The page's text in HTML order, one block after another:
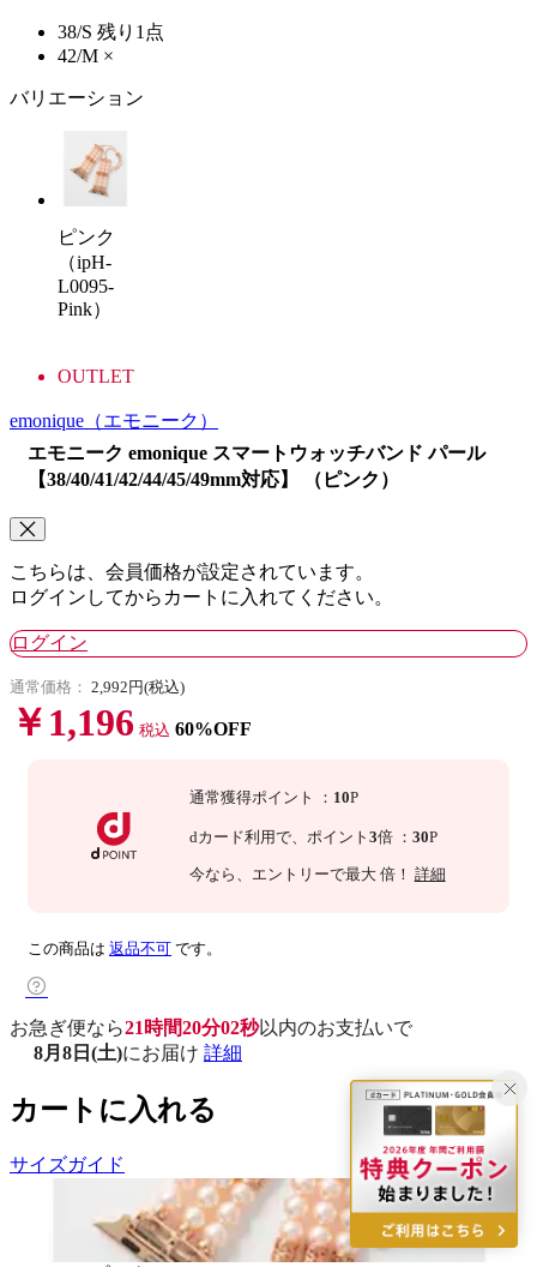
38/S 残り1点
42/M ×
バリエーション
ピンク
（ipH-
L0095-
Pink）
OUTLET
emonique （エモニーク）
エモニーク emonique スマートウォッチバンド パール
【38/40/41/42/44/45/49mm対応】 （ピンク）
こちらは、会員価格が設定されています。
ログインしてからカートに入れてください。
ログイン
通常価格： 2,992円(税込)
￥1,196 税込 60%OFF
通常獲得ポイント ： 10P
dカード利用で、 ポイント 3倍 ： 30P
今なら 、エントリーで最大 倍！ 詳細
この商品は 返品不可 です。
お急ぎ便なら21時間20分01秒以内のお支払いで
8月8日(土)にお届け 詳細
カートに入れる
サイズガイド